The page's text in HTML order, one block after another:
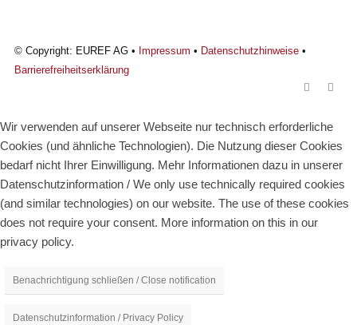
© Copyright: EUREF AG • Impressum • Datenschutzhinweise•
Barrierefreiheitserklärung
Wir verwenden auf unserer Webseite nur technisch erforderliche
Cookies (und ähnliche Technologien). Die Nutzung dieser Cookies
bedarf nicht Ihrer Einwilligung. Mehr Informationen dazu in unserer
Datenschutzinformation / We only use technically required cookies
(and similar technologies) on our website. The use of these cookies
does not require your consent. More information on this in our
privacy policy.
Benachrichtigung schließen / Close notification
Datenschutzinformation / Privacy Policy